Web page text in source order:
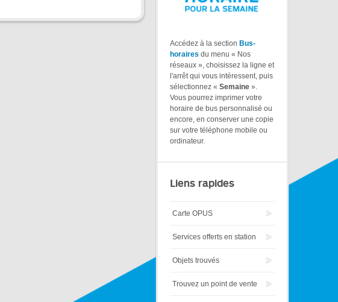
Accédez à la section Bus-
horaires du menu « Nos
réseaux », choisissez la ligne et
l'arrêt qui vous intéressent, puis
sélectionnez « Semaine ».
Vous pourrez imprimer votre
horaire de bus personnalisé ou
encore, en conserver une copie
sur votre téléphone mobile ou
ordinateur.
Liens rapides
Carte OPUS
Services offerts en station
Objets trouvés
Trouvez un point de vente